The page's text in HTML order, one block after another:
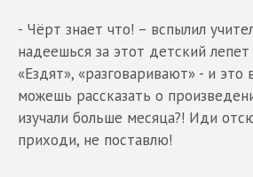
- Чёрт знает что! – вспылил
надеешься за этот детский
«Ездят», «разговаривают» - и это
можешь рассказать о
изучали больше месяца?! Иди
приходи, не поставлю!